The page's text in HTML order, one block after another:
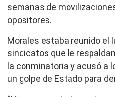
semanas de
opositores.
Morales estaba reunido el
sindicatos que le
la conminatoria y acusó a
un golpe de Estado para